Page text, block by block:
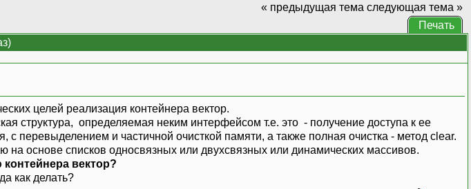
« предыдущая тема следующая тема »
Печать
целей реализация контейнера вектор.
структура, определяемая неким интерфейсом т.е. это - получение доступа к ее
перевыделением и частичной очисткой памяти, а также полная очистка - метод clear.
основе списков односвязных или двухсвязных или динамических массивов.
вектор?
как делать?